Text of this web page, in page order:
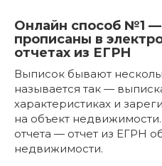
Онлайн способ №1 —
прописаны в
отчетах из ЕГРН
Выписок бывают
называется так —
характеристиках и
на объект
отчета — отчет из ЕГРН
недвижимости.